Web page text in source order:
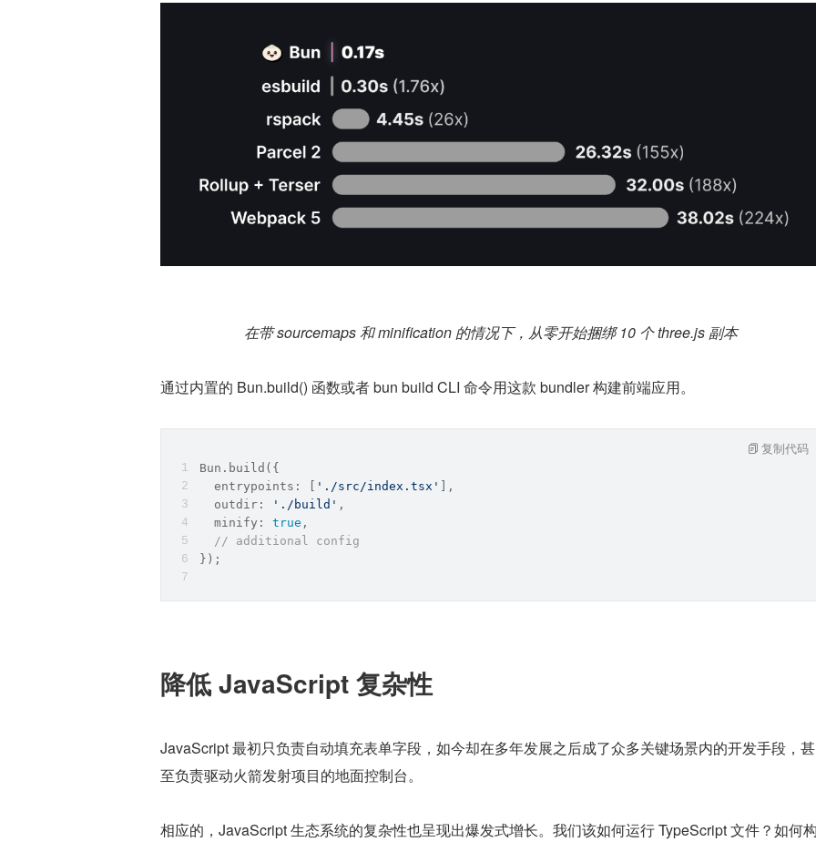
在带 sourcemaps 和 minification 的情况下，从零开始捆绑 10 个 three.js 副本
通过内置的 Bun.build() 函数或者 bun build CLI 命令用这款 bundler 构建前端应用。
Bun.build({
  entrypoints: [
'./src/index.tsx'
],
  outdir:
'./build' ,
  minify:
true ,
// additional config
});
复制代码
降低 JavaScript 复杂性
JavaScript 最初只负责自动填充表单字段，如今却在多年发展之后成了众多关键场景内的开发手段，甚
至负责驱动火箭发射项目的地面控制台。
相应的，JavaScript 生态系统的复杂性也呈现出爆发式增长。我们该如何运行 TypeScript 文件？如何构